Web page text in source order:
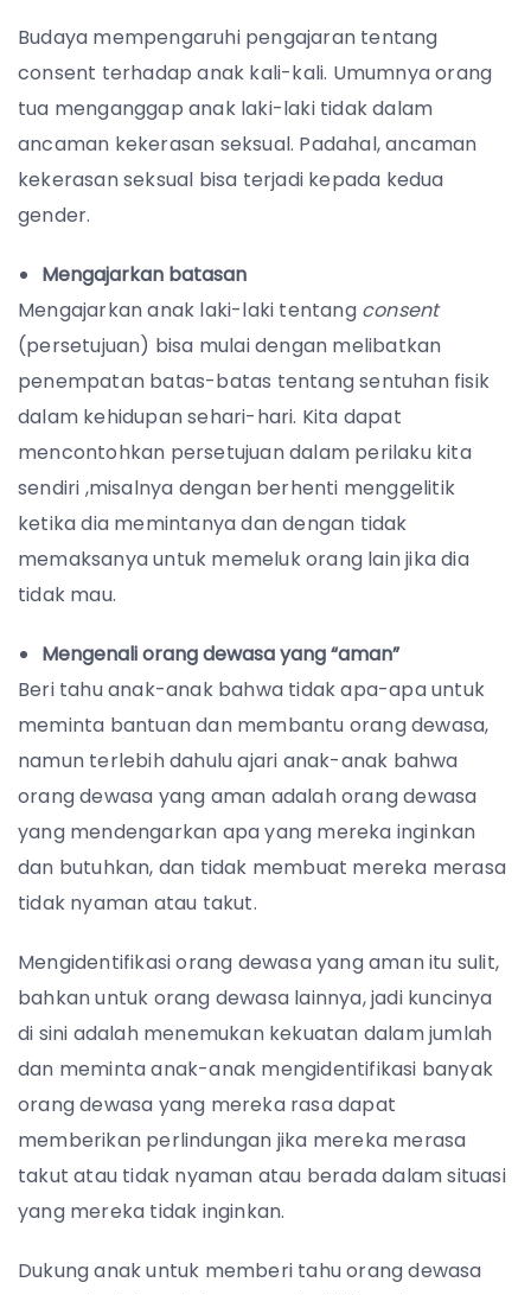
Budaya mempengaruhi pengajaran tentang
consent terhadap anak kali-kali. Umumnya orang
tua menganggap anak laki-laki tidak dalam
ancaman kekerasan seksual. Padahal, ancaman
kekerasan seksual bisa terjadi kepada kedua
gender.
Mengajarkan batasan
Mengajarkan anak laki-laki tentangconsent
(persetujuan) bisa mulai dengan melibatkan
penempatan batas-batas tentang sentuhan fisik
dalam kehidupan sehari-hari. Kita dapat
mencontohkan persetujuan dalam perilaku kita
sendiri ,misalnya dengan berhenti menggelitik
ketika dia memintanya dan dengan tidak
memaksanya untuk memeluk orang lain jika dia
tidak mau.
Mengenali orang dewasa yang “aman”
Beri tahu anak-anak bahwa tidak apa-apa untuk
meminta bantuan dan membantu orang dewasa,
namun terlebih dahulu ajari anak-anak bahwa
orang dewasa yang aman adalah orang dewasa
yang mendengarkan apa yang mereka inginkan
dan butuhkan, dan tidak membuat mereka merasa
tidak nyaman atau takut.
Mengidentifikasi orang dewasa yang aman itu sulit,
bahkan untuk orang dewasa lainnya, jadi kuncinya
di sini adalah menemukan kekuatan dalam jumlah
dan meminta anak-anak mengidentifikasi banyak
orang dewasa yang mereka rasa dapat
memberikan perlindungan jika mereka merasa
takut atau tidak nyaman atau berada dalam situasi
yang mereka tidak inginkan.
Dukung anak untuk memberi tahu orang dewasa